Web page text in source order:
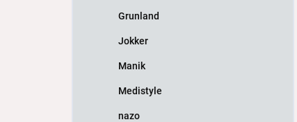
Grunland
Jokker
Manik
Medistyle
nazo